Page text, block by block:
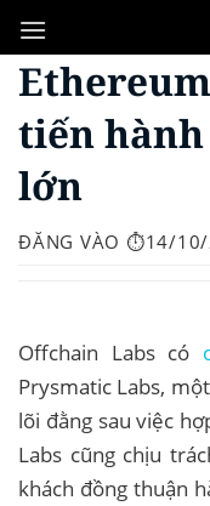
qua
nội
tiến
lớn
ĐĂNG VÀO ⏱️14/10/
Offchain Labs có
Prysmatic Labs,
lõi đằng sau việc
Labs cũng chịu
khách đồng thuận